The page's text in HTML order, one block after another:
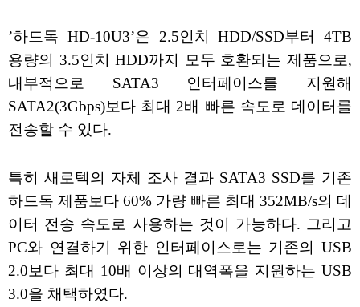
’하드독 HD-10U3’은 2.5인치 HDD/SSD부터 4TB
용량의 3.5인치 HDD까지 모두 호환되는 제품으로,
내부적으로 SATA3 인터페이스를 지원해
SATA2(3Gbps)보다 최대 2배 빠른 속도로 데이터를
전송할 수 있다.
특히 새로텍의 자체 조사 결과 SATA3 SSD를 기존
하드독 제품보다 60% 가량 빠른 최대 352MB/s의 데
이터 전송 속도로 사용하는 것이 가능하다. 그리고
PC와 연결하기 위한 인터페이스로는 기존의 USB
2.0보다 최대 10배 이상의 대역폭을 지원하는 USB
3.0을 채택하였다.